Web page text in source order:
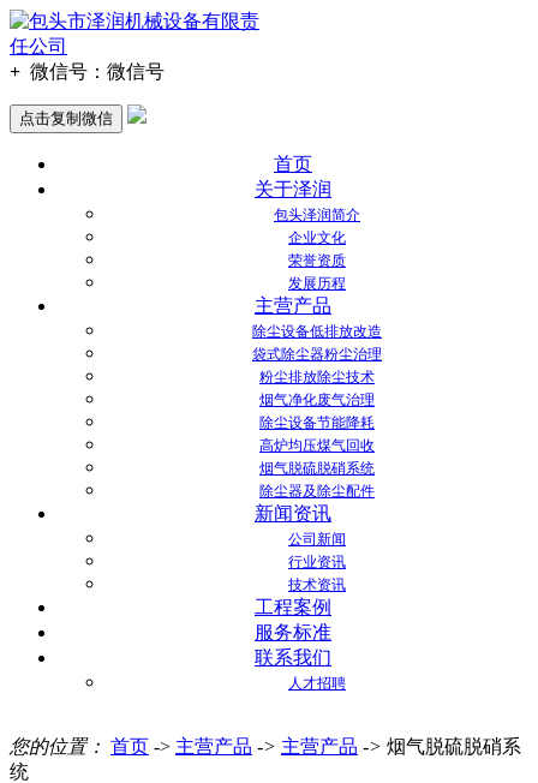
+ 微信号： 微信号
点击复制微信
首页
关于泽润
包头泽润简介
企业文化
荣誉资质
发展历程
主营产品
除尘设备低排放改造
袋式除尘器粉尘治理
粉尘排放除尘技术
烟气净化废气治理
除尘设备节能降耗
高炉均压煤气回收
烟气脱硫脱硝系统
除尘器及除尘配件
新闻资讯
公司新闻
行业资讯
技术资讯
工程案例
服务标准
联系我们
人才招聘
您的位置： 首页 -> 主营产品 -> 主营产品 -> 烟气脱硫脱硝系
统